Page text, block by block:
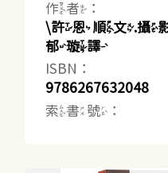
作者：
\許恩順文.攝
郁璇譯
ISBN：
9786267632048
索書號：